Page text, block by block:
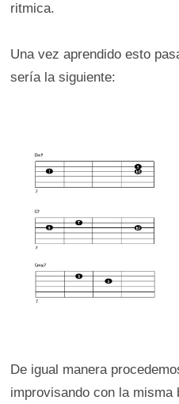
ritmica.
Una vez aprendido esto
sería la siguiente:
De igual manera
improvisando con la